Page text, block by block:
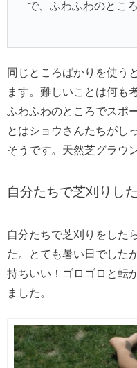
で、ふわふわのとこ
同じところばかりを使う
ます。難しいことは何も
ふわふわのところでスポ
とはショウさんたちがし
そうです。天然芝グラウ
自分たちで芝刈りし
自分たちで芝刈りをした
た。とても暑い日でした
持ちいい！ゴロゴロと転
ました。